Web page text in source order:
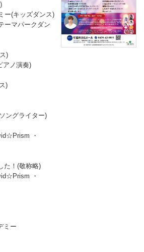
ー(キッズダンス)
ーマパークダン
)
アノ演奏)
)
ングライター)
・
た！(敬称略)
・
ミー